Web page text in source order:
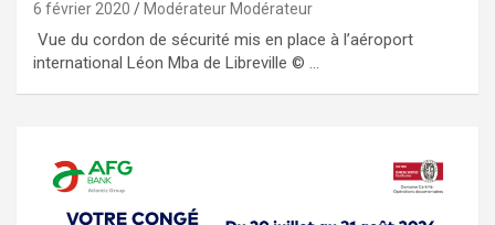
6 février 2020 Modérateur Modérateur
Vue du cordon de sécurité mis en place à l’aéroport
international Léon Mba de Libreville © …